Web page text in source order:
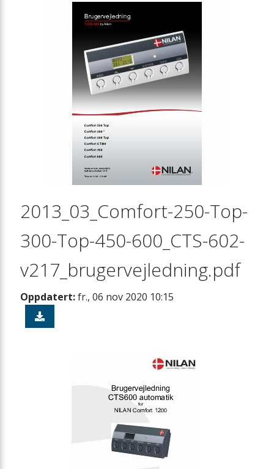
2013_03_Comfort-250-Top-
300-Top-450-600_CTS-602-
v217_brugervejledning.pdf
Oppdatert:fr., 06 nov 2020 10:15